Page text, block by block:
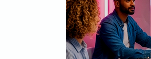
Mídia Inbound Marketing